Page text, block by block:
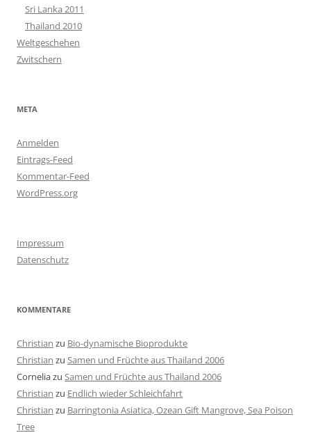
Sri Lanka 2011
Thailand 2010
Weltgeschehen
Zwitschern
META
Anmelden
Eintrags-Feed
Kommentar-Feed
WordPress.org
Impressum
Datenschutz
KOMMENTARE
Christian zu Bio-dynamische Bioprodukte
Christian zu Samen und Früchte aus Thailand 2006
Corneliazu Samen und Früchte aus Thailand 2006
Christian zu Endlich wieder Schleichfahrt
Christian zu Barringtonia Asiatica, Ozean Gift Mangrove, Sea Poison
Tree